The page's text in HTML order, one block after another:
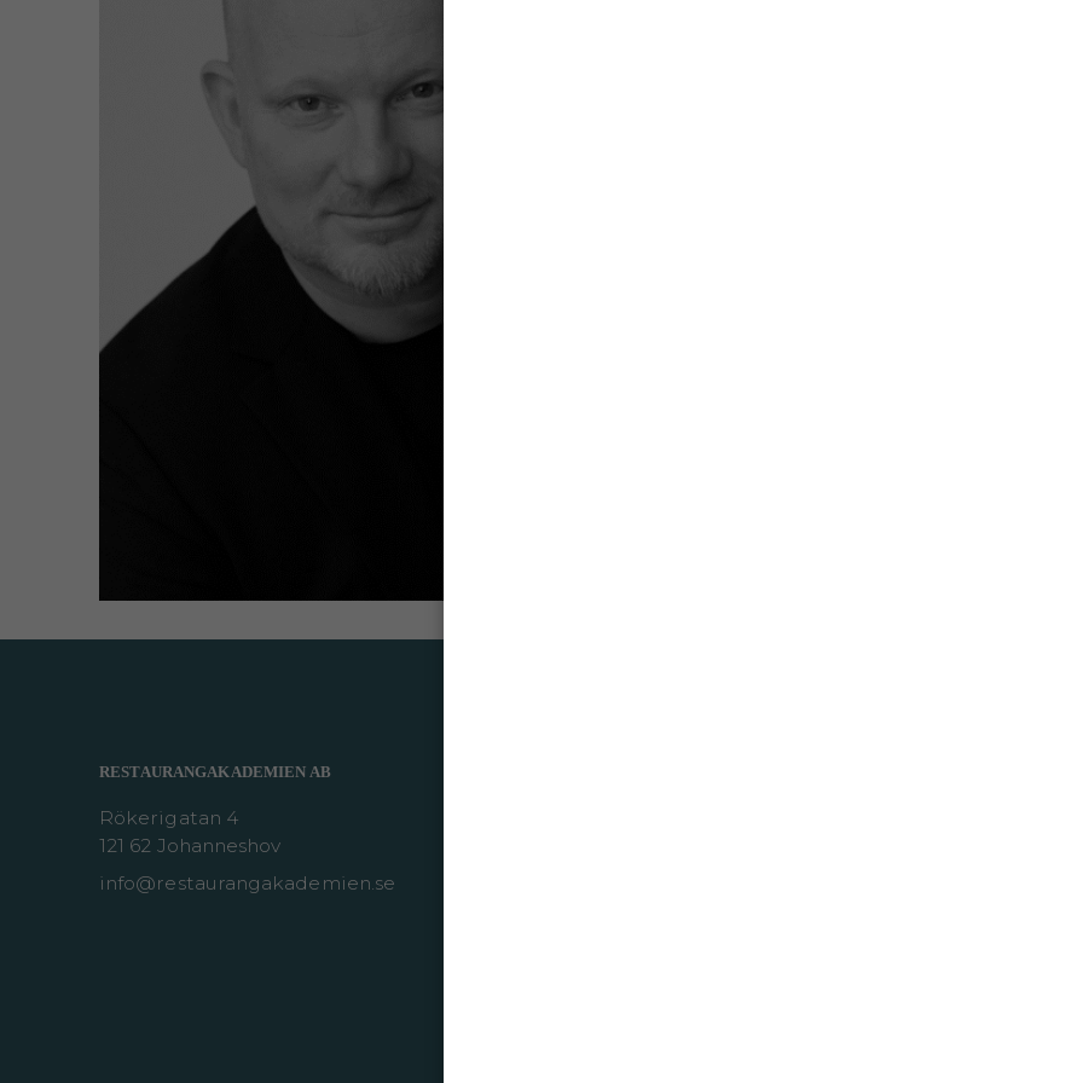
Under de första 18 åren,
Michel som kock,
utbildare, reseledare och
heltid sedan 1997. På
huvudföreläsare. Han lär
vinframställning, mat och
håller även i
Master Classes för de
är USA, Bourgogne,
en av landets mest
hans undervisning av
Aktuell på
Master class – Ett annat
RESTAURANGAKADEMIEN AB
Rökerigatan 4
121 62 Johanneshov
info@restaurangakademien.se